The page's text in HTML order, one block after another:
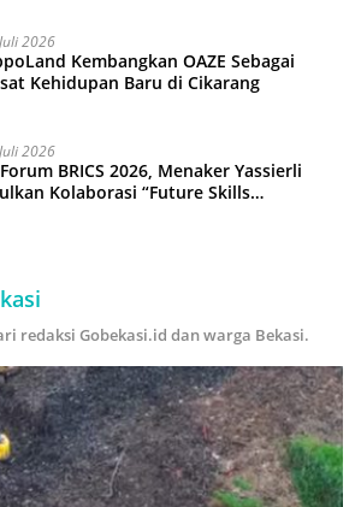
2026
Kembangkan OAZE Sebagai
Kehidupan Baru di Cikarang
2026
BRICS 2026, Menaker Yassierli
Kolaborasi “Future Skills
redaksi Gobekasi.id dan warga Bekasi.